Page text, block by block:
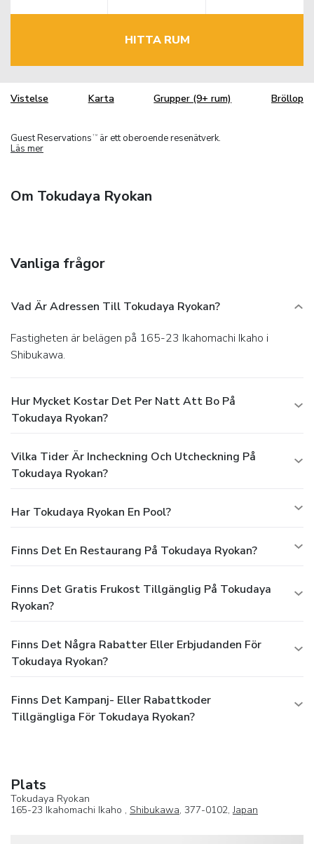
HITTA RUM
Vistelse Karta Grupper (9+ rum) Bröllop
Guest Reservations TM
är ett oberoende resenätverk.
Läs mer
Om Tokudaya Ryokan
Vanliga frågor
Vad Är Adressen Till Tokudaya Ryokan?
Fastigheten är belägen på 165-23 Ikahomachi Ikaho i
Shibukawa.
Hur Mycket Kostar Det Per Natt Att Bo På
Tokudaya Ryokan?
Vilka Tider Är Incheckning Och Utcheckning På
Tokudaya Ryokan?
Har Tokudaya Ryokan En Pool?
Finns Det En Restaurang På Tokudaya Ryokan?
Finns Det Gratis Frukost Tillgänglig På Tokudaya
Ryokan?
Finns Det Några Rabatter Eller Erbjudanden För
Tokudaya Ryokan?
Finns Det Kampanj- Eller Rabattkoder
Tillgängliga För Tokudaya Ryokan?
Plats
Tokudaya Ryokan
165-23 Ikahomachi Ikaho , Shibukawa, 377-0102,Japan